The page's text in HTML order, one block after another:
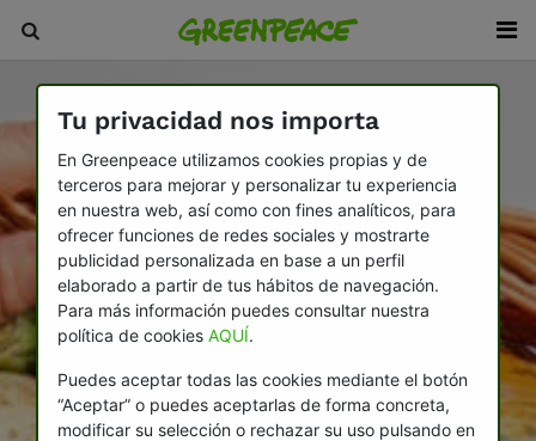
Tu privacidad nos importa
En Greenpeace utilizamos cookies propias y de
terceros para mejorar y personalizar tu experiencia
en nuestra web, así como con fines analíticos, para
ofrecer funciones de redes sociales y mostrarte
publicidad personalizada en base a un perfil
elaborado a partir de tus hábitos de navegación.
Para más información puedes consultar nuestra
política de cookies AQUÍ.
Puedes aceptar todas las cookies mediante el botón
“Aceptar” o puedes aceptarlas de forma concreta,
modificar su selección o rechazar su uso pulsando en